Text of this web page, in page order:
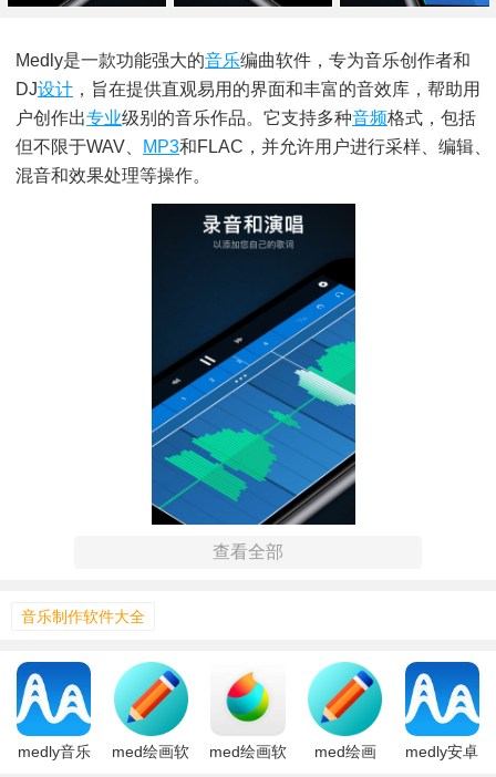
Medly是一款功能强大的音乐编曲软件，专为音乐创作者和
DJ设计 ，旨在提供直观易用的界面和丰富的音效库，帮助用
户创作出专业级别的音乐作品。它支持多种音频格式，包括
但不限于WAV、
MP3和FLAC，并允许用户进行采样、编辑、
混音和效果处理等操作。
用各种声音样本。
2. 编辑器：支持音频剪辑 、分割、 删除 等编辑功能，以及音
量、速度和音调的调整。
查看全部
音乐制作软件大全
medly音乐
med绘画软
med绘画软
med绘画
medly安卓